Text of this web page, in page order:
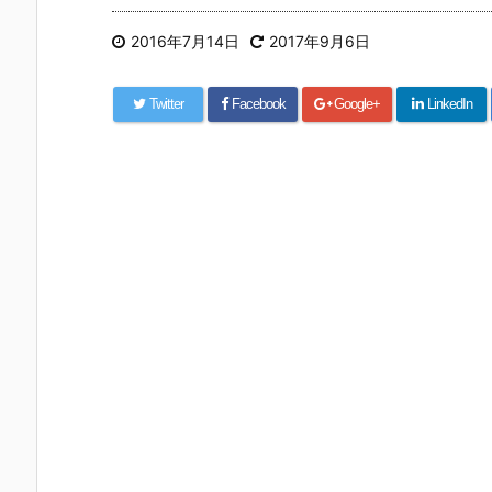
2016年7月14日 2017年9月6日
Twitter Facebook Google+ LinkedIn